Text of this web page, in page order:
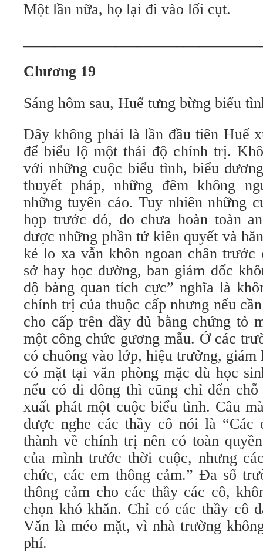
Một lần nữa, họ lại đi vào lối cụt.
Chương 19
Sáng hôm sau, Huế tưng bừng biểu
Đây không phải là lần đầu tiên Huế
để biểu lộ một thái độ chính trị.
với những cuộc biểu tình, biểu
thuyết pháp, những đêm không
những tuyên cáo. Tuy nhiên những
họp trước đó, do chưa hoàn toàn
được những phần tử kiên quyết và
kẻ lo xa vẫn khôn ngoan chân trước
sở hay học đường, ban giám đốc
độ bàng quan tích cực” nghĩa là
chính trị của thuộc cấp nhưng nếu
cho cấp trên đầy đủ bằng chứng tỏ
một công chức gương mẫu. Ở các
có chuông vào lớp, hiệu trưởng, giám
có mặt tại văn phòng mặc dù học
nếu có đi đông thì cũng chỉ đến
xuất phát một cuộc biểu tình. Câu
được nghe các thầy cô nói là “Các
thành về chính trị nên có toàn
của mình trước thời cuộc, nhưng
chức, các em thông cảm.” Ða số
thông cảm cho các thầy các cô,
chọn khó khăn. Chỉ có các thầy cô
Văn là méo mặt, vì nhà trường
phí.